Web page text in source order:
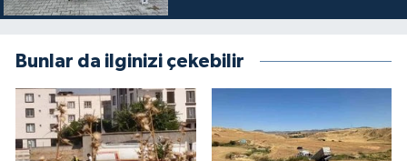
Bunlar da ilginizi çekebilir